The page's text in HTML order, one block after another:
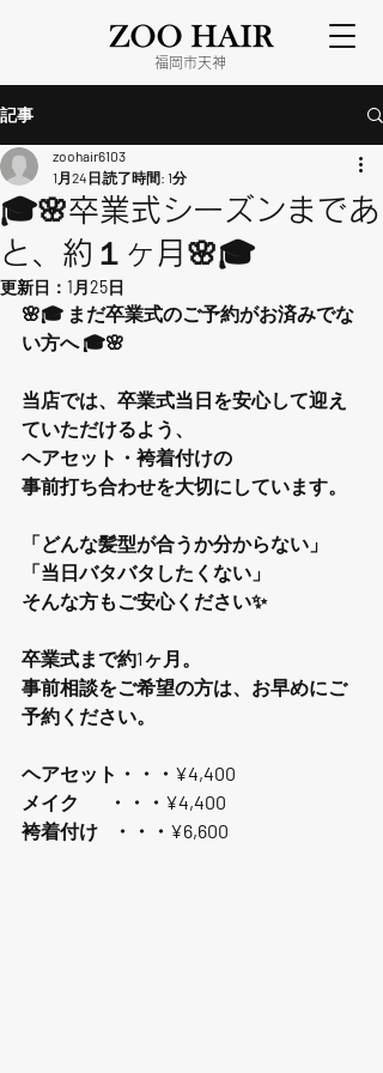
​福岡市天神
記事
🎓🌸卒業式シーズンまであ
と、約１ヶ月🌸🎓
zoohair6103
1月24日読了時間: 1分
更新日： 1月25日
🌸🎓 まだ卒業式のご予約がお済みでな
い方へ 🎓🌸
当店では、卒業式当日を安心して迎え
ていただけるよう、
ヘアセット・袴着付けの
事前打ち合わせを大切にしています。
「どんな髪型が合うか分からない」
「当日バタバタしたくない」
そんな方もご安心ください✨
卒業式まで約1ヶ月。
事前相談をご希望の方は、お早めにご
予約ください。
ヘアセット・・・¥4,400
メイク        ・・・¥4,400
袴着付け    ・・・¥6,600